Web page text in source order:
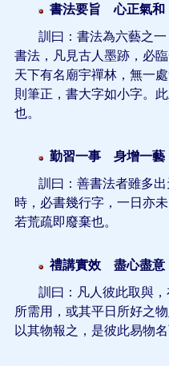
書法要旨 心正氣和
訓曰：書法為六藝之
書法，凡見古人墨跡，必
天下有名廟宇禪林，無一
則筆正，書大字如小字。
也。
勤習一事 身增一藝
訓曰：善書法者雖多
時，必書幾行字，一日亦
若荒疏即廢棄也。
禮講實效 盡心盡意
訓曰：凡人彼此取與
所需用，或其平日所好之
以其物報之，是彼此易物